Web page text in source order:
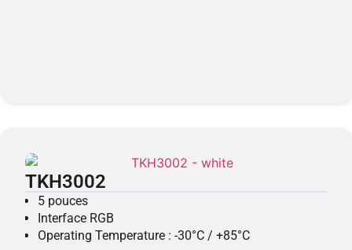
TKH3002
5 pouces
Interface RGB
Operating Temperature : -30°C / +85°C